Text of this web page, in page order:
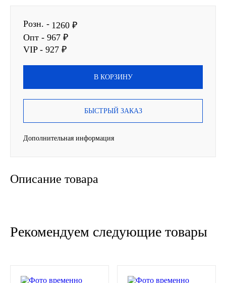
TOTAL
UNIX
Valvoline
BP VISCO
Оригинальные масла
Розн. - 1260 ₽
Опт - 967 ₽
VIP - 927 ₽
В КОРЗИНУ
БЫСТРЫЙ ЗАКАЗ
Дополнительная информация
Описание товара
Рекомендуем следующие товары